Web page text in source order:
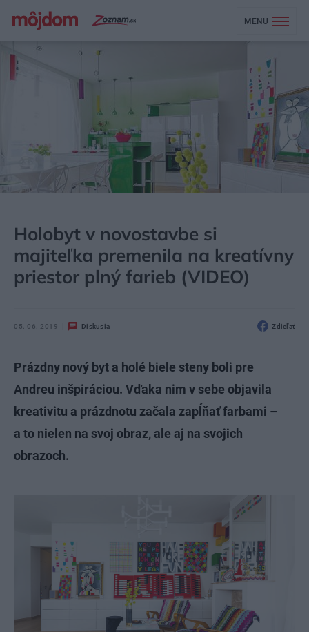
MENU
Holobyt v novostavbe si
majiteľka premenila na kreatívny
priestor plný farieb (VIDEO)
05. 06. 2019 Diskusia Zdieľať
Prázdny nový byt a holé biele steny boli pre
Andreu inšpiráciou. Vďaka nim v sebe objavila
kreativitu a prázdnotu začala zapĺňať farbami –
a to nielen na svoj obraz, ale aj na svojich
obrazoch.